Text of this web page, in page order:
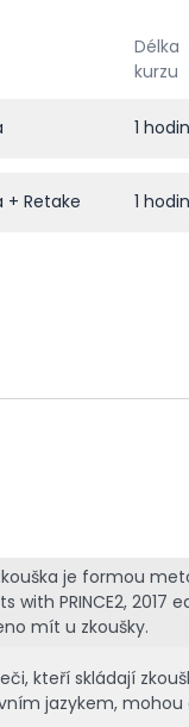
Délka
kurzu
1
+ Retake 1
je formou
with PRINCE2,
mít u zkoušky.
kteří skládají
jazykem, mohou